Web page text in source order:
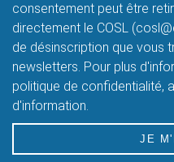
consentement peut être
directement le COSL
de désinscription que vous
newsletters. Pour plus
politique de confidentialité,
d'information.
JE